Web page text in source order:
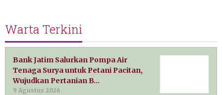
Warta Terkini
Bank Jatim Salurkan Pompa Air
Tenaga Surya untuk Petani Pacitan,
Wujudkan Pertanian B…
9 Agustus 2026